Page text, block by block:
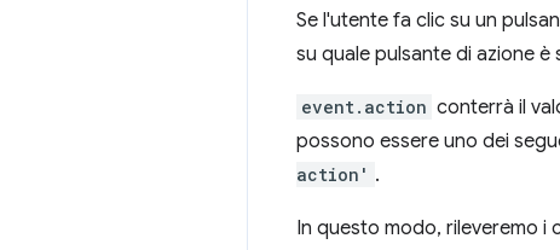
Se l'utente fa clic su un
su quale pulsante di azione
event.action conterrà il
possono essere uno dei
action' .
In questo modo, rileveremo i